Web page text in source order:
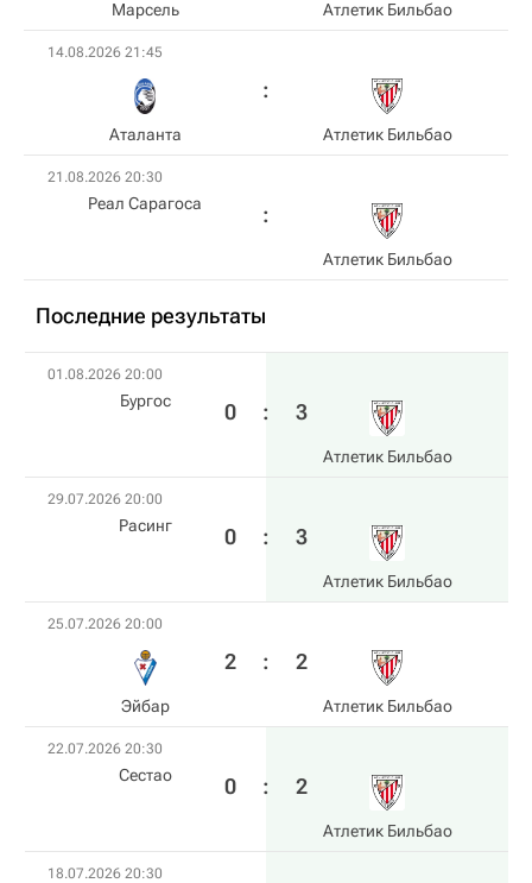
Марсель Атлетик Бильбао
14.08.2026 21:45
Аталанта Атлетик Бильбао
21.08.2026 20:30
Реал Сарагоса
Атлетик Бильбао
Последние результаты
01.08.2026 20:00
Бургос 0 : 3
Атлетик Бильбао
29.07.2026 20:00
Расинг 0 : 3
Атлетик Бильбао
25.07.2026 20:00
Эйбар
2 : 2
Атлетик Бильбао
22.07.2026 20:30
Сестао 0 : 2
Атлетик Бильбао
18.07.2026 20:30